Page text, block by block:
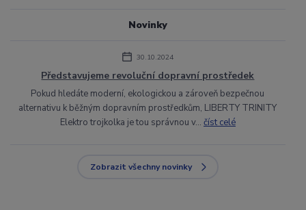
Novinky
30.10.2024
Představujeme revoluční dopravní prostředek
Pokud hledáte moderní, ekologickou a zároveň bezpečnou
alternativu k běžným dopravním prostředkům, LIBERTY TRINITY
Elektro trojkolka je tou správnou v... číst celé
Zobrazit všechny novinky